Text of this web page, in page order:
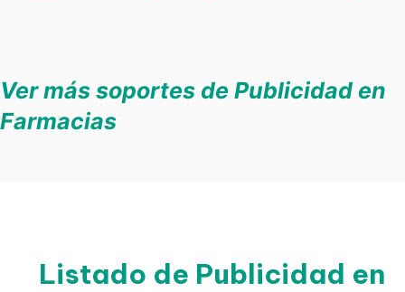
Ver más soportes de Publicidad en
Farmacias
Listado de Publicidad en